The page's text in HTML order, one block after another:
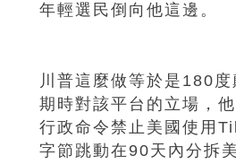
年輕選民倒向他這邊。
川普這麼做等於是180
期時對該平台的立場，
行政命令禁止美國使用
字節跳動在90天內分拆